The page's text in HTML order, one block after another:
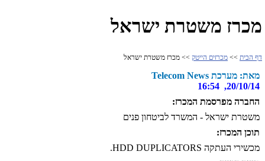
מכרז משטרת ישראל
דף הבית >> מכרזים הייטק >> מכרז משטרת ישראל
מאת: מערכת Telecom News
20/10/14, 16:54
החברה מפרסמת המכרז:
משטרת ישראל - המשרד לביטחון פנים
תוכן המכרז:
מכשירי העתקה HDD DUPLICATORS.